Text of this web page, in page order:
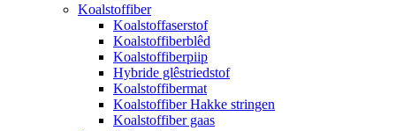
Koalstoffiber
Koalstoffaserstof
Koalstoffiberblêd
Koalstoffiberpiip
Hybride glêstriedstof
Koalstoffibermat
Koalstoffiber Hakke stringen
Koalstoffiber gaas